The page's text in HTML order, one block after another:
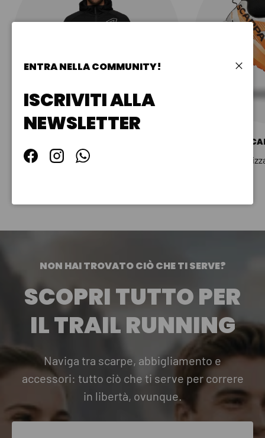
Visualizza collezione
NON HAI TROVATO CIÒ CHE TI SERVE?
SCOPRI TUTTO PER
IL TRAIL RUNNING
Naviga tra scarpe, abbigliamento e
accessori: tutto ciò che ti serve per correre
in libertà, ovunque.
ENTRA NELLA COMMUNITY!
ISCRIVITI ALLA
NEWSLETTER
FacebookInstagramWhatsApp